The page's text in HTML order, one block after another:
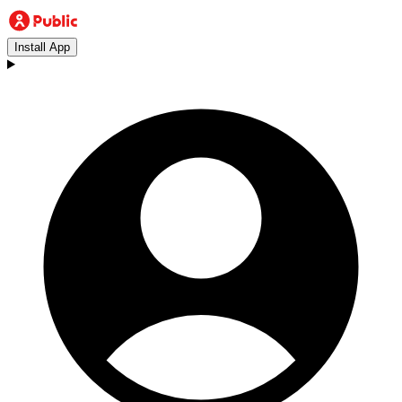
Install App